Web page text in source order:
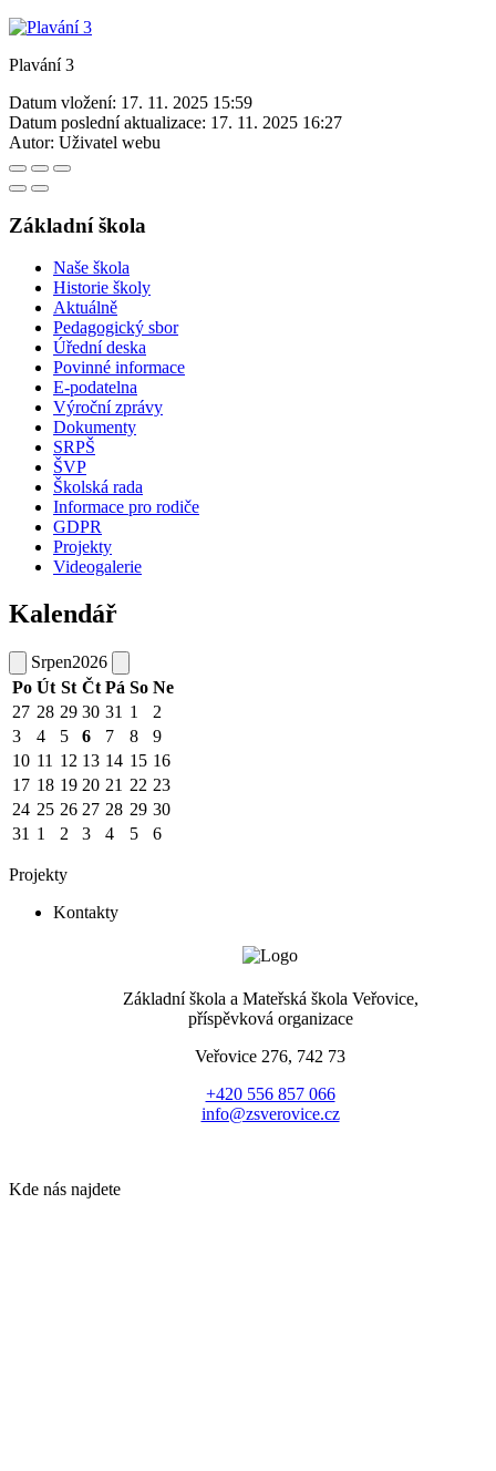
Plavání 3
Datum vložení: 17. 11. 2025 15:59
Datum poslední aktualizace: 17. 11. 2025 16:27
Autor: Uživatel webu
Základní škola
Naše škola
Historie školy
Aktuálně
Pedagogický sbor
Úřední deska
Povinné informace
E-podatelna
Výroční zprávy
Dokumenty
SRPŠ
ŠVP
Školská rada
Informace pro rodiče
GDPR
Projekty
Videogalerie
Kalendář
Srpen2026
Po Út St Čt Pá So Ne
27 28 29 30 31 1
2
3
4 5 6 7 8
9
10 11 12 13 14 15 16
17 18 19 20 21 22 23
24 25 26 27 28 29 30
31 1 2 3 4 5 6
Projekty
Kontakty
Základní škola a Mateřská škola Veřovice,
příspěvková organizace
Veřovice 276, 742 73
+420 556 857 066
info@zsverovice.cz
Kde nás najdete